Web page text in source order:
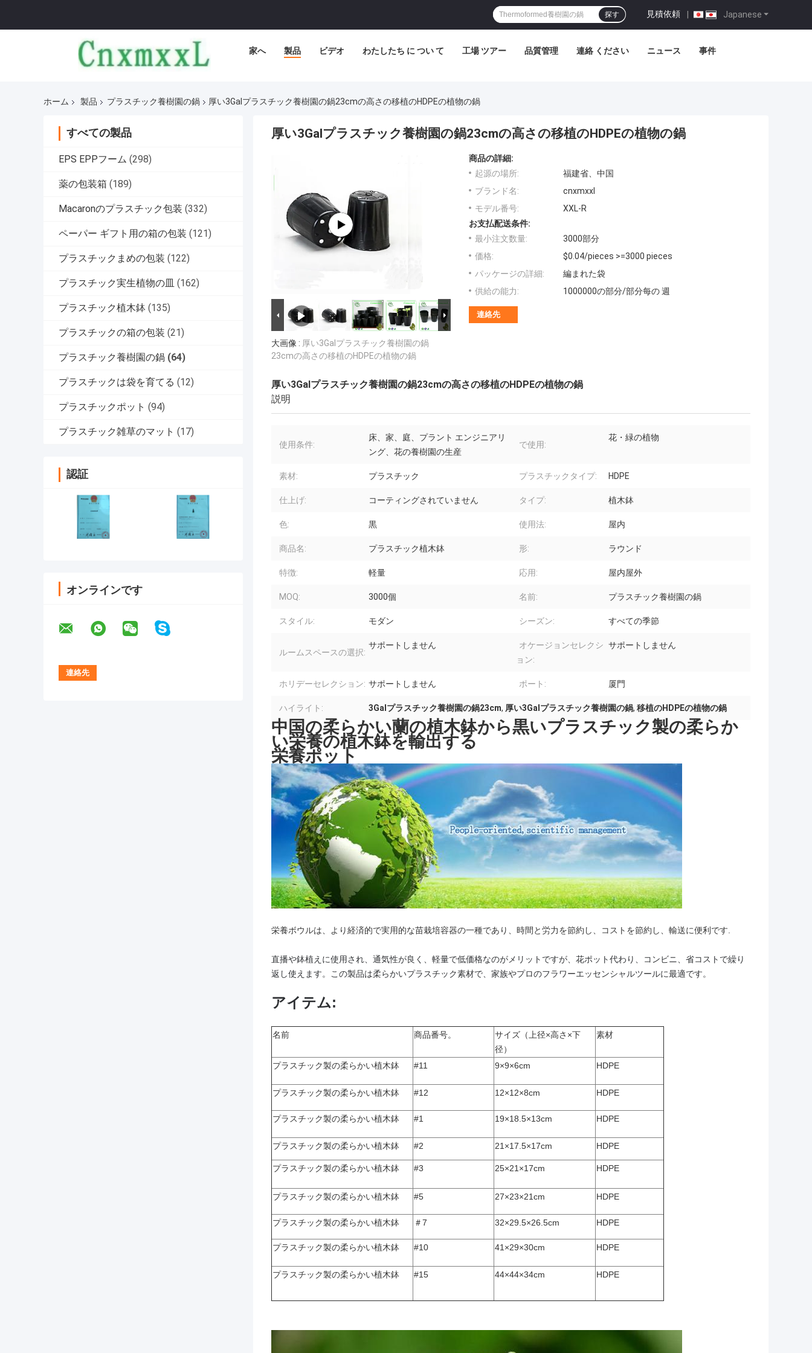
Japanese
見積依頼 |
探す
家へ 製品 ビデオ わたしたち に つい て 工場 ツアー 品質管理 連絡 ください ニュース 事件
ホーム 製品 プラスチック養樹園の鍋 厚い3Galプラスチック養樹園の鍋23cmの高さの移植のHDPEの植物の鍋
すべての製品
EPS EPPフーム (298)
薬の包装箱 (189)
Macaronのプラスチック包装 (332)
ペーパー ギフト用の箱の包装 (121)
プラスチックまめの包装 (122)
プラスチック実生植物の皿 (162)
プラスチック植木鉢 (135)
プラスチックの箱の包装 (21)
プラスチック養樹園の鍋 (64)
プラスチックは袋を育てる (12)
プラスチックポット (94)
プラスチック雑草のマット (17)
認証
オンラインです
厚い3Galプラスチック養樹園の鍋23cmの高さの移植のHDPEの植物の鍋
大画像 : 厚い3Galプラスチック養樹園の鍋
23cmの高さの移植のHDPEの植物の鍋
商品の詳細:
起源の場所:
福建省、中国
ブランド名:
cnxmxxl
モデル番号:
XXL-R
お支払配送条件:
最小注文数量:
3000部分
価格:
$0.04/pieces >=3000 pieces
パッケージの詳細:
編まれた袋
供給の能力:
1000000の部分/部分每の 週
連絡先
厚い3Galプラスチック養樹園の鍋23cmの高さの移植のHDPEの植物の鍋
説明
使用条件:
床、家、庭、プラント エンジニアリ
ング、花の養樹園の生産
で使用:
花・緑の植物
素材: プラスチック プラスチックタイプ: HDPE
仕上げ: コーティングされていません タイプ: 植木鉢
色: 黒 使用法: 屋内
商品名: プラスチック植木鉢 形: ラウンド
特徴: 軽量 応用: 屋内屋外
MOQ: 3000個 名前: プラスチック養樹園の鍋
スタイル: モダン シーズン: すべての季節
ルームスペースの選択:
サポートしません
オケージョンセレクシ
ョン:
サポートしません
ホリデーセレクション: サポートしません ポート: 厦門
ハイライト: 3Galプラスチック養樹園の鍋23cm, 厚い3Galプラスチック養樹園の鍋, 移植のHDPEの植物の鍋
中国の柔らかい蘭の植木鉢から黒いプラスチック製の柔らか
い栄養の植木鉢を輸出する
栄養ポット
栄養ボウルは、より経済的で実用的な苗栽培容器の一種であり、時間と労力を節約し、コストを節約し、輸送に便利です.
直播や鉢植えに使用され、通気性が良く、軽量で低価格なのがメリットですが、花ポット代わり、コンビニ、省コストで繰り
返し使えます。この製品は柔らかいプラスチック素材で、家族やプロのフラワーエッセンシャルツールに最適です。
アイテム:
名前 商品番号。
サイズ（上径×高さ×下
径）
素材
プラスチック製の柔らかい植木鉢 #11 9×9×6cm HDPE
プラスチック製の柔らかい植木鉢 #12 12×12×8cm HDPE
プラスチック製の柔らかい植木鉢 #1 19×18.5×13cm HDPE
プラスチック製の柔らかい植木鉢 #2 21×17.5×17cm HDPE
プラスチック製の柔らかい植木鉢 #3 25×21×17cm HDPE
プラスチック製の柔らかい植木鉢 #5 27×23×21cm HDPE
プラスチック製の柔らかい植木鉢 ＃7 32×29.5×26.5cm HDPE
プラスチック製の柔らかい植木鉢 #10 41×29×30cm HDPE
プラスチック製の柔らかい植木鉢 #15 44×44×34cm HDPE